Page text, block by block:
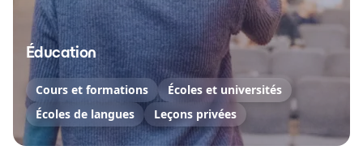
Éducation
Cours et formations
Écoles et universités
Écoles de langues
Leçons privées